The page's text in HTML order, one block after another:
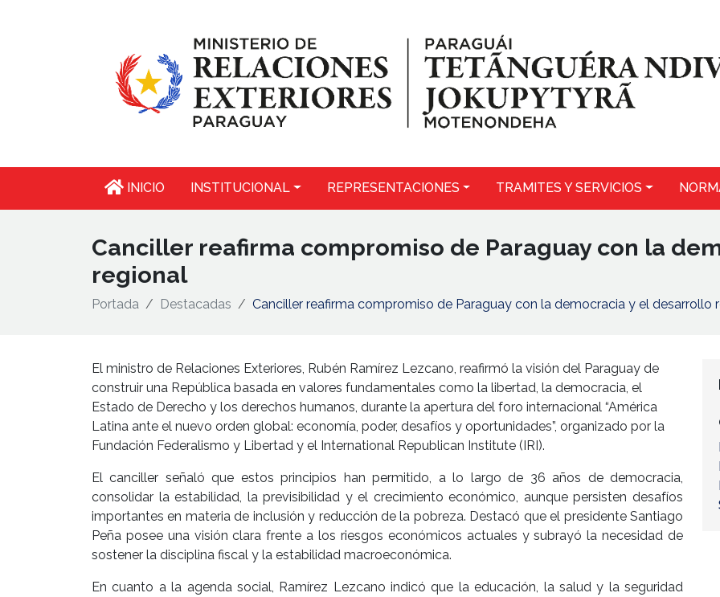
INICIO INSTITUCIONAL REPRESENTACIONES TRAMITES Y SERVICIOS
Canciller reafirma compromiso de Paraguay con la
regional
Portada Destacadas Canciller reafirma compromiso de Paraguay con la democracia y el desarrollo
El ministro de Relaciones Exteriores, Rubén Ramírez Lezcano, reafirmó la visión del Paraguay de
construir una República basada en valores fundamentales como la libertad, la democracia, el
Estado de Derecho y los derechos humanos, durante la apertura del foro internacional “América
Latina ante el nuevo orden global: economía, poder, desafíos y oportunidades”, organizado por la
Fundación Federalismo y Libertad y el International Republican Institute (IRI).
El canciller señaló que estos principios han permitido, a lo largo de 36 años de democracia,
consolidar la estabilidad, la previsibilidad y el crecimiento económico, aunque persisten desafíos
importantes en materia de inclusión y reducción de la pobreza. Destacó que el presidente Santiago
Peña posee una visión clara frente a los riesgos económicos actuales y subrayó la necesidad de
sostener la disciplina fiscal y la estabilidad macroeconómica.
En cuanto a la agenda social, Ramírez Lezcano indicó que la educación, la salud y la seguridad